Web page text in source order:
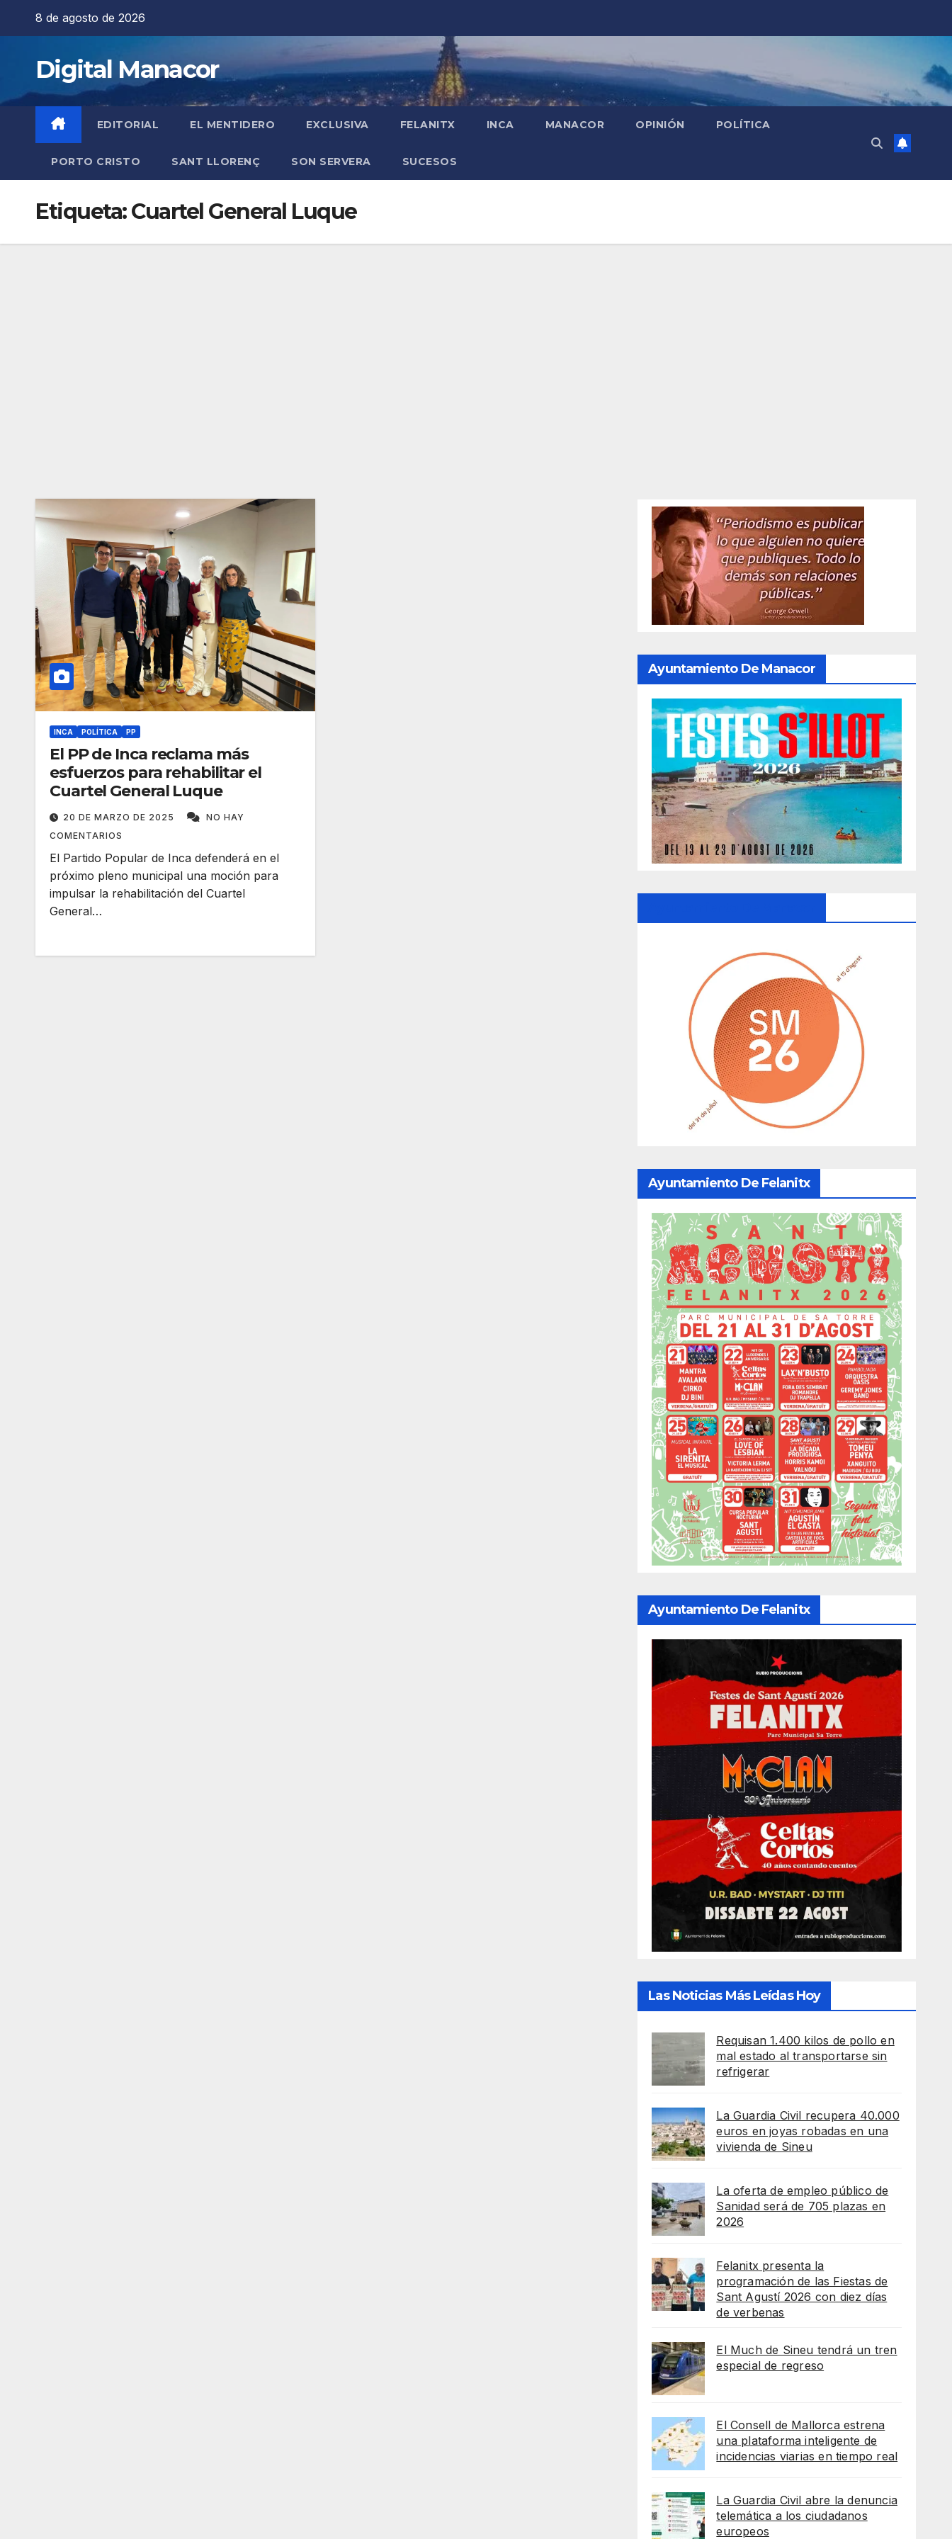
8 de agosto de 2026
Digital Manacor
EDITORIAL EL MENTIDERO EXCLUSIVA FELANITX INCA MANACOR OPINIÓN POLÍTICA
PORTO CRISTO SANT LLORENÇ SON SERVERA SUCESOS
Etiqueta:Cuartel General Luque
INCA POLÍTICA PP
El PP de Inca reclama más
esfuerzos para rehabilitar el
Cuartel General Luque
20 DE MARZO DE 2025
NO HAY
COMENTARIOS
El Partido Popular de Inca defenderá en el
próximo pleno municipal una moción para
impulsar la rehabilitación del Cuartel
General…
Ayuntamiento De Manacor
Ayuntamiento De Felanitx
Ayuntamiento De Felanitx
Las Noticias Más Leídas Hoy
Requisan 1.400 kilos de pollo en
mal estado al transportarse sin
refrigerar
La Guardia Civil recupera 40.000
euros en joyas robadas en una
vivienda de Sineu
La oferta de empleo público de
Sanidad será de 705 plazas en
2026
Felanitx presenta la
programación de las Fiestas de
Sant Agustí 2026 con diez días
de verbenas
El Much de Sineu tendrá un tren
especial de regreso
El Consell de Mallorca estrena
una plataforma inteligente de
incidencias viarias en tiempo real
La Guardia Civil abre la denuncia
telemática a los ciudadanos
europeos